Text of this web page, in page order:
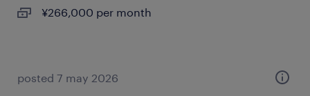
¥266,000 per month
posted 7 may 2026